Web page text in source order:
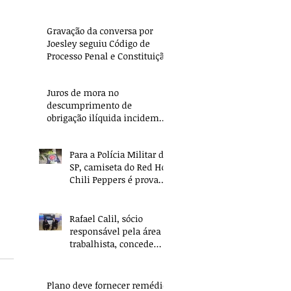
Gravação da conversa por
Joesley seguiu Código de
Processo Penal e Constituição
Juros de mora no
descumprimento de
obrigação ilíquida incidem
Para a Polícia Militar de
SP, camiseta do Red Hot
Chili Peppers é prova
Rafael Calil, sócio
responsável pela área
trabalhista, concede
Plano deve fornecer remédio